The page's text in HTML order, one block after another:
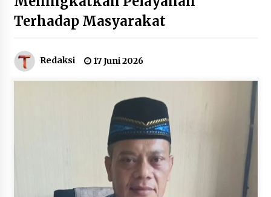
Jaga Kebugaran Petugas, Lapas
Kelas I Tangerang Gelar Cek
6 Agustus 2026
Kemenkum Malut Dorong
Perlindungan Hak Cipta Musik di Era
Digital, Sosialisasikan Pencatatan
Gratis dan Penguatan Royalti
6 Agustus 2026
Dikunjungi PWI, Wawan Fauzi: Peran
Terhadap Masyarakat
Redaksi 17 Juni 2026